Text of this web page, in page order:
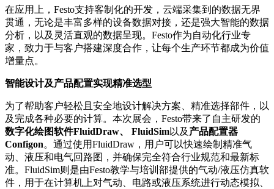
在应用上，Festo支持客制化的开发，云端采集到的数据无界
贯通，无论是丰富多样的设备数据对接，还是强大智能的数据
分析，以及灵活直观的数据呈现。Festo作为自动化行业专
家，致力于与客户搭建深度合作，让每个生产环节都成为价值
增量点。
智能设计及产品配置实现精准选型
为了帮助客户轻松且安全地设计解决方案、精准选择部件，以
及完成各种必要的计算。本次展会，Festo带来了自主研发的
数字化绘图软件FluidDraw、 FluidSim以及 产品配置器
Configon。通过使用FluidDraw，用户可以快速绘制精准气
动、液压和电气回路图，并确保完全符合行业规范和最新标
准。FluidSim则是由Festo教学与培训部提供的气动/液压仿真软
件，用于在计算机上对气动、电路或液压系统进行动态模拟、